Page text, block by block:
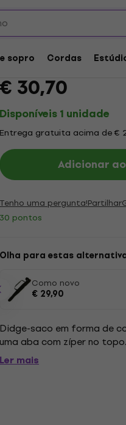
sopro Cordas
Terre 2796025 Saco
Marca:TerreCódigo do
€ 30,70
Disponíveis 1 unidade
Entrega gratuita acima de €
Adicionar
Tenho uma pergunta!Partilhar
30 pontos
Olha para estas
Como novo
€ 29,90
Didge-saco em forma de
uma aba com zíper no
Ler mais